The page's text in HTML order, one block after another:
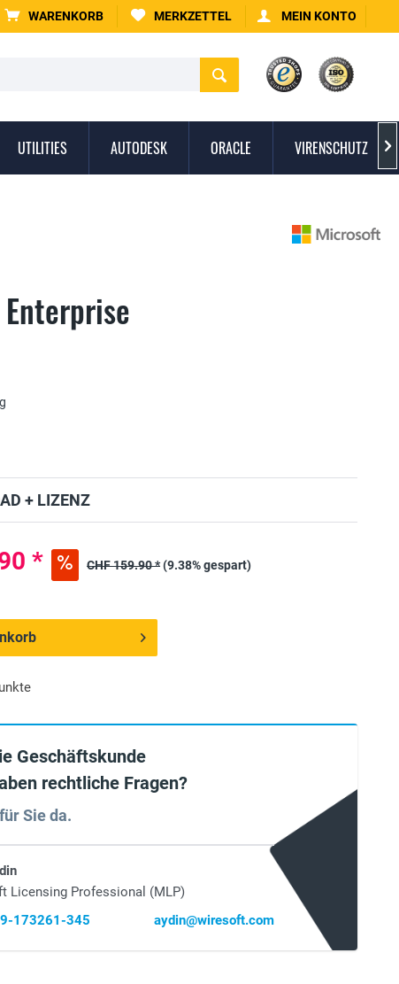
WARENKORB MERKZETTEL MEIN KONTO
UTILITIES AUTODESK ORACLE VIRENSCHUTZ 
+ LIZENZ
* CHF 159.90 *(9.38% gespart)
Geschäftskunde
rechtliche Fragen?
Sie da.
Licensing Professional (MLP)
173261-345
aydin@wiresoft.com